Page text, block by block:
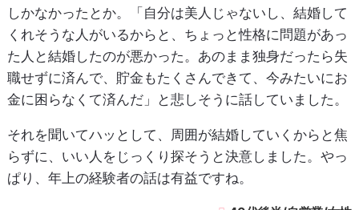
しかなかったとか。「自分は美人じゃないし、結婚して
くれそうな人がいるからと、ちょっと性格に問題があっ
た人と結婚したのが悪かった。あのまま独身だったら失
職せずに済んで、貯金もたくさんできて、今みたいにお
金に困らなくて済んだ」と悲しそうに話していました。
それを聞いてハッとして、周囲が結婚していくからと焦
らずに、いい人をじっくり探そうと決意しました。やっ
ぱり、年上の経験者の話は有益ですね。